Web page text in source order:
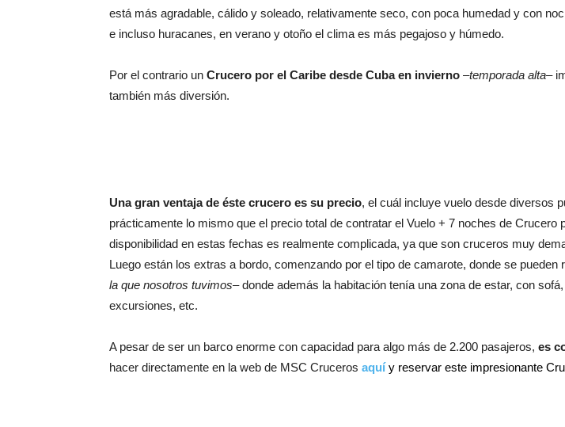
está más agradable, cálido y soleado, relativamente seco, con poca humedad y con
e incluso huracanes, en verano y otoño el clima es más pegajoso y húmedo.
Por el contrario un Crucero por el Caribe desde Cuba en invierno –temporada alta–
también más diversión.
Una gran ventaja de éste crucero es su precio, el cuál incluye vuelo desde diversos
prácticamente lo mismo que el precio total de contratar el Vuelo + 7 noches de
disponibilidad en estas fechas es realmente complicada, ya que son cruceros muy
Luego están los extras a bordo, comenzando por el tipo de camarote, donde se
la que nosotros tuvimos– donde además la habitación tenía una zona de estar, con
excursiones, etc.
A pesar de ser un barco enorme con capacidad para algo más de 2.200 pasajeros, es
hacer directamente en la web de MSC Cruceros aquí y reservar este impresionante